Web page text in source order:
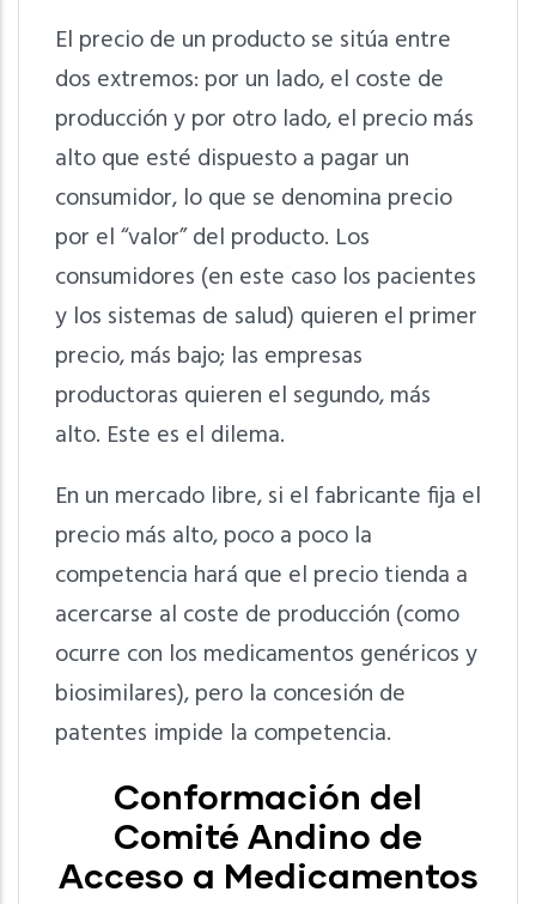
El precio de un producto se sitúa entre
dos extremos: por un lado, el coste de
producción y por otro lado, el precio más
alto que esté dispuesto a pagar un
consumidor, lo que se denomina precio
por el “valor” del producto. Los
consumidores (en este caso los pacientes
y los sistemas de salud) quieren el primer
precio, más bajo; las empresas
productoras quieren el segundo, más
alto. Este es el dilema.
En un mercado libre, si el fabricante fija el
precio más alto, poco a poco la
competencia hará que el precio tienda a
acercarse al coste de producción (como
ocurre con los medicamentos genéricos y
biosimilares), pero la concesión de
patentes impide la competencia.
Conformación del
Comité Andino de
Acceso a Medicamentos